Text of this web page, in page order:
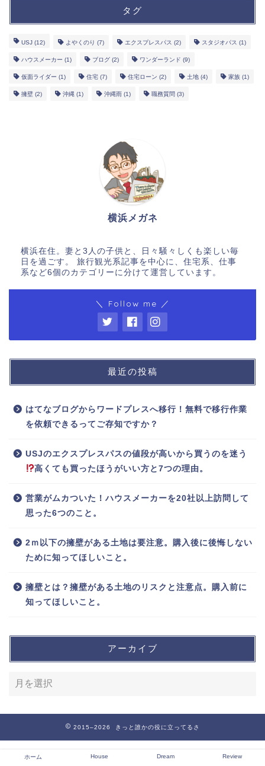
タグ
USJ (12) よやくのり (7) エクスプレスパス (2) スタジオパス (1)
ハウスメーカー (1) ブログ (2) ワンダーランド (9)
仮面ライダー (1) 住宅 (7) 住宅ローン (2) 土地 (4) 家族 (1)
擁壁 (2) 沖縄 (1) 沖縄雨 (1) 職務質問 (3)
横浜メガネ
横浜在住。妻と3人の子供と、日々騒々しくも楽しい毎
日を過ごす。 旅行観光系記事を中心に、住宅系、仕事
系など6個のカテゴリーに分けて運営しています。
＼ Follow me ／
最近の投稿
はてなブログからワードプレスへ移行！無料で移行作業
を依頼できるってご存知ですか？
USJのエクスプレスパスの値段が高いから買うのを迷う
高くても買ったほうがいい方と7つの理由。
営業がムカついた！ハウスメーカーを20社以上訪問して
思った6つのこと。
2ｍ以下の擁壁がある土地は要注意。購入後に後悔しない
ために知ってほしいこと。
擁壁とは？擁壁がある土地のリスクと注意点。購入前に
知ってほしいこと。
アーカイブ
2015–2026 きっと誰かの役に立ってるさ
ホーム House Dream Review